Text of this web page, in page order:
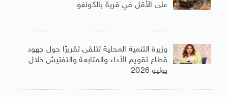
على الأقل في قرية بالكونغو
وزيرة التنمية المحلية تتلقى تقريرًا حول جهود
قطاع تقويم الأداء والمتابعة والتفتيش خلال
يوليو 2026